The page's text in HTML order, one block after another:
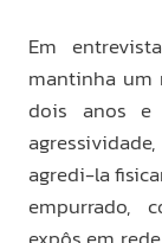
Em
mantinha um
dois anos e
agredi-la
empurrado,